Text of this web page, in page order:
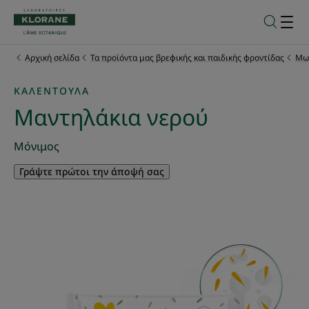
Αρχική σελίδα Τα προϊόντα μας βρεφικής και παιδικής φροντίδας
ΚΑΛΈΝΤΟΥΛΑ
Μαντηλάκια νερού
Μόνιμος
Γράψτε πρώτοι την άποψή σας